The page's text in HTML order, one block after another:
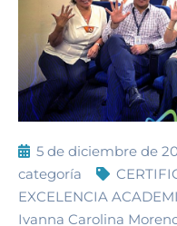
5 de diciembre de
categoría
EXCELENCIA
Ivanna Carolina